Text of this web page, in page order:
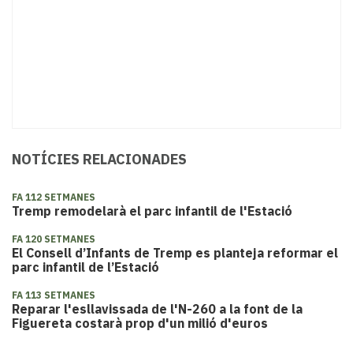
NOTÍCIES RELACIONADES
FA 112 SETMANES
Tremp remodelarà el parc infantil de l'Estació
FA 120 SETMANES
El Consell d’Infants de Tremp es planteja reformar el
parc infantil de l’Estació
FA 113 SETMANES
Reparar l'esllavissada de l'N-260 a la font de la
Figuereta costarà prop d'un milió d'euros